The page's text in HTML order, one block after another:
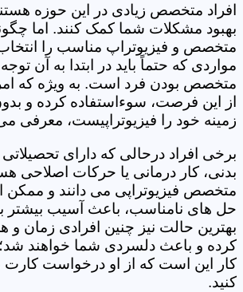
افراد متخصص زیادی در این حوزه
بهبود مشکلات شما کمک کنند. اما
متخصص و فیزیوتراپ مناسب را
مواردی که حتماً باید در ابتدا به آن
متخصص بودن فرد است. به ویژه که
از این فرصت، سوءاستفاده کرده و
زمینه خود را فیزیوتراپیست، معرفی
برخی افراد درحالی که دارای
بدنی، کار درمانی یا حرکات اصلاحی
متخصص فیزیوتراپی می دانند و ممکن
حل های نامناسب، باعث آسیب بیشتر
بهترین حالت نیز چنین افرادی زمان و
کرده و باعث دلسردی شما خواهند شد؛
کار این است که از او درخواست
کنید.